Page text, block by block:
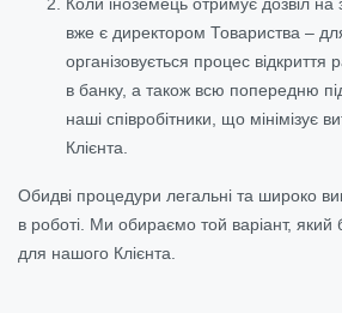
вже є директором Товариства –
організовується процес відкриття
в банку, а також всю попередню
наші співробітники, що мінімізує
Клієнта.
Обидві процедури легальні та широко
в роботі. Ми обираємо той варіант, який
для нашого Клієнта.